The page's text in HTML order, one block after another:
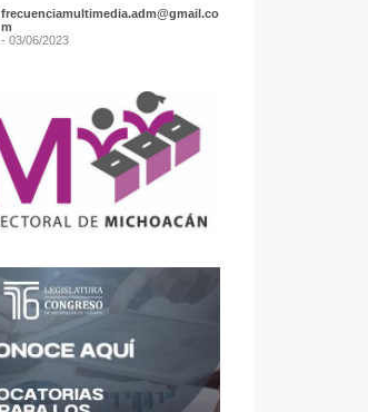
frecuenciamultimedia.adm@gmail.co
m
- 03/06/2023